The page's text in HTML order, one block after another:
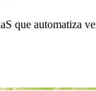
que automatiza